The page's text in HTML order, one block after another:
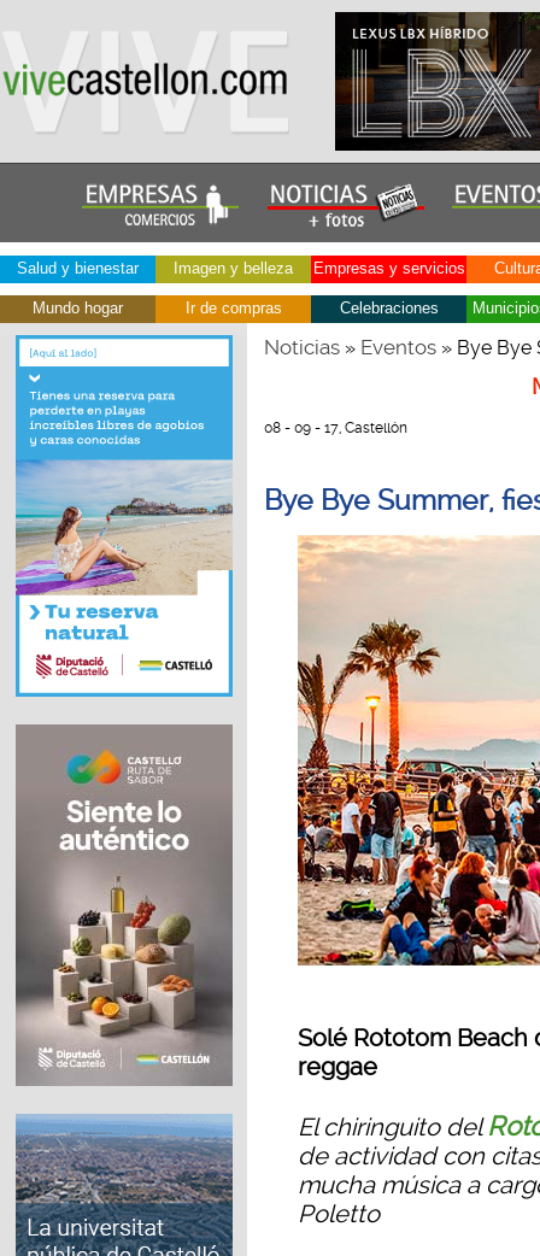
Salud y bienestar Imagen y belleza Empresas y servicios
Mundo hogar Ir de compras Celebraciones
Noticias» Eventos» Bye Bye
08 - 09 - 17, Castellón
Bye Bye Summer,
Solé Rototom Beach
reggae
El chiringuito del
de actividad con
mucha música a
Poletto